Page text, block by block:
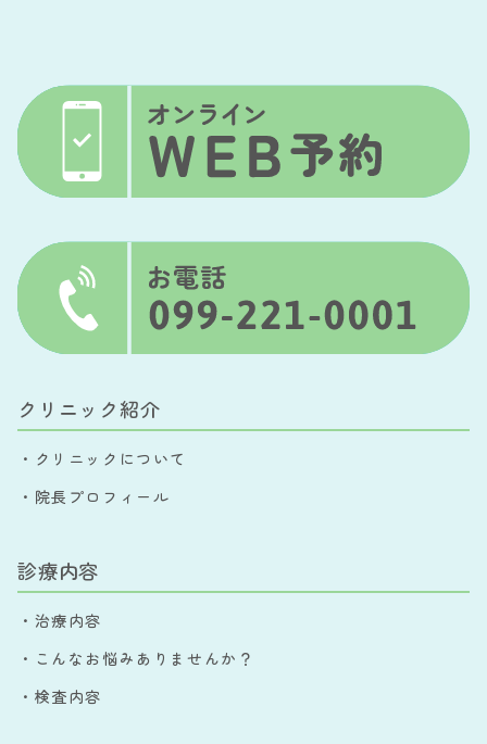
クリニック紹介
・クリニックについて
・院長プロフィール
診療内容
・治療内容
・こんなお悩みありませんか？
・検査内容